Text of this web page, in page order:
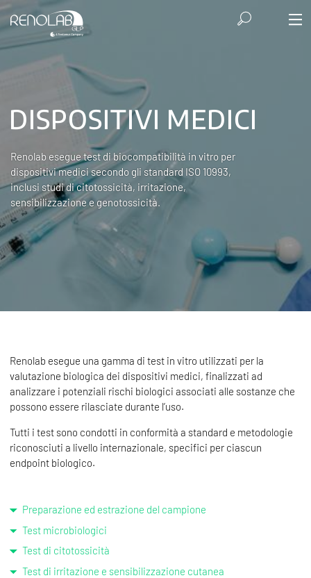
DISPOSITIVI MEDICI
Renolab esegue test di biocompatibilità in vitro per
dispositivi medici secondo gli standard ISO 10993,
inclusi studi di citotossicità, irritazione,
sensibilizzazione e genotossicità.
Renolab esegue una gamma di test in vitro utilizzati per la
valutazione biologica dei dispositivi medici, finalizzati ad
analizzare i potenziali rischi biologici associati alle sostanze che
possono essere rilasciate durante l’uso.
Tutti i test sono condotti in conformità a standard e metodologie
riconosciuti a livello internazionale, specifici per ciascun
endpoint biologico.
Preparazione ed estrazione del campione
Test microbiologici
Test di citotossicità
Test di irritazione e sensibilizzazione cutanea